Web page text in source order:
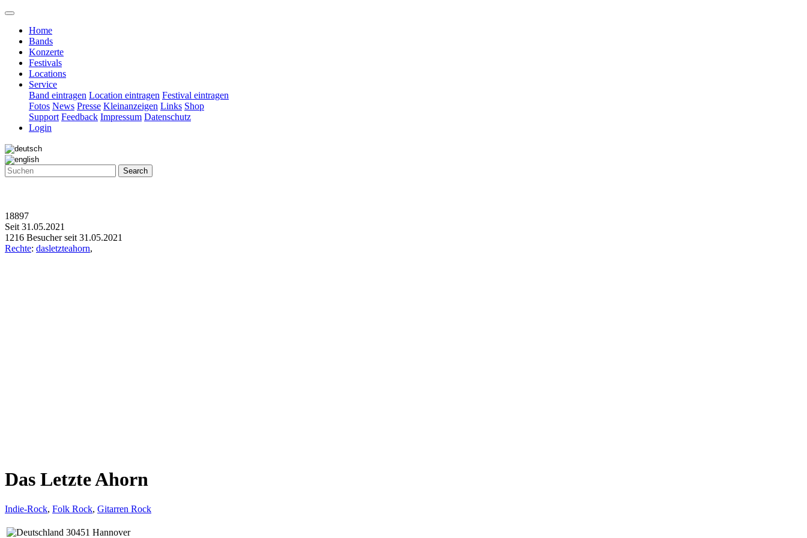
Home
Bands
Konzerte
Festivals
Locations
Service
Band eintragen Location eintragen Festival eintragen
Fotos News Presse Kleinanzeigen Links Shop
Support Feedback Impressum Datenschutz
Login
Search
18897
Seit 31.05.2021
1216 Besucher seit 31.05.2021
Rechte: dasletzteahorn,
Das Letzte Ahorn
Indie-Rock, Folk Rock, Gitarren Rock
30451 Hannover